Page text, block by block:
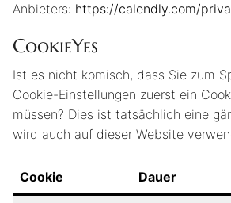
Anbieters: https://calendly.com/
CookieYes
Ist es nicht komisch, dass Sie zum
Cookie-Einstellungen zuerst ein
müssen? Dies ist tatsächlich eine
wird auch auf dieser Website
Cookie Dauer